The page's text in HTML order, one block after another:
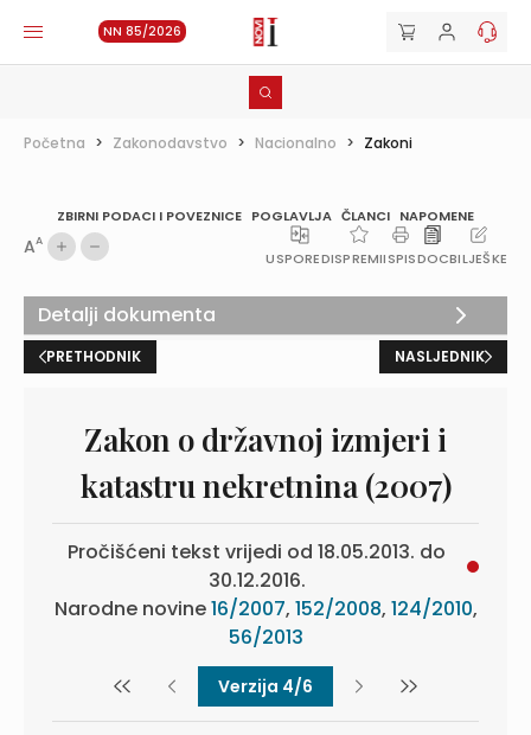
NN 85/2026
Početna > Zakonodavstvo > Nacionalno > Zakoni
ZBIRNI PODACI I POVEZNICE POGLAVLJA ČLANCI NAPOMENE
AA
USPOREDISPREMIISPISDOCBILJEŠKE
PRETHODNIK NASLJEDNIK
Zakon o državnoj izmjeri i
katastru nekretnina (2007)
Pročišćeni tekst vrijedi od 18.05.2013. do
30.12.2016.
Narodne novine16/2007, 152/2008, 124/2010,
56/2013
Verzija 4/6
Detalji dokumenta